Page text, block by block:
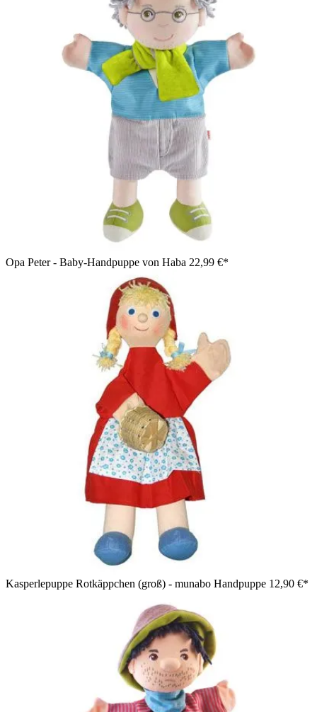
Opa Peter - Baby-Handpuppe von Haba 22,99 €*
Kasperlepuppe Rotkäppchen (groß) - munabo Handpuppe 12,90 €*